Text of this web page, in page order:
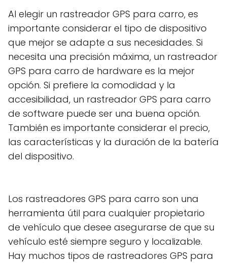
Al elegir un rastreador GPS para carro, es
importante considerar el tipo de dispositivo
que mejor se adapte a sus necesidades. Si
necesita una precisión máxima, un rastreador
GPS para carro de hardware es la mejor
opción. Si prefiere la comodidad y la
accesibilidad, un rastreador GPS para carro
de software puede ser una buena opción.
También es importante considerar el precio,
las características y la duración de la batería
del dispositivo.
Los rastreadores GPS para carro son una
herramienta útil para cualquier propietario
de vehículo que desee asegurarse de que su
vehículo esté siempre seguro y localizable.
Hay muchos tipos de rastreadores GPS para